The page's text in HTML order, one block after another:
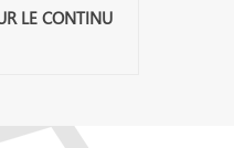
LE CONTINU